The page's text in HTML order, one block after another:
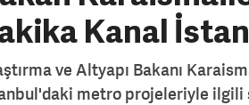
Kanal
ve Altyapı Bakanı
metro projeleriyle ilgili